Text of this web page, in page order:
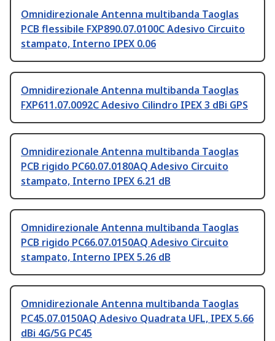
Omnidirezionale Antenna multibanda Taoglas
PCB flessibile FXP890.07.0100C Adesivo Circuito
stampato, Interno IPEX 0.06
Omnidirezionale Antenna multibanda Taoglas
FXP611.07.0092C Adesivo Cilindro IPEX 3 dBi GPS
Omnidirezionale Antenna multibanda Taoglas
PCB rigido PC60.07.0180AQ Adesivo Circuito
stampato, Interno IPEX 6.21 dB
Omnidirezionale Antenna multibanda Taoglas
PCB rigido PC66.07.0150AQ Adesivo Circuito
stampato, Interno IPEX 5.26 dB
Omnidirezionale Antenna multibanda Taoglas
PC45.07.0150AQ Adesivo Quadrata UFL, IPEX 5.66
dBi 4G/5G PC45